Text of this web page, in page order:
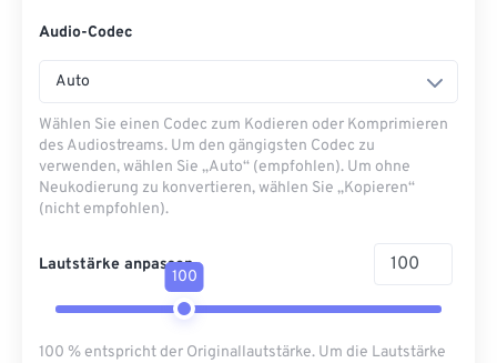
Audio-Codec
Auto
Wählen Sie einen Codec zum Kodieren oder Komprimieren
des Audiostreams. Um den gängigsten Codec zu
verwenden, wählen Sie „Auto“ (empfohlen). Um ohne
Neukodierung zu konvertieren, wählen Sie „Kopieren“
(nicht empfohlen).
Lautstärke anpassen
100
100 % entspricht der Originallautstärke. Um die Lautstärke